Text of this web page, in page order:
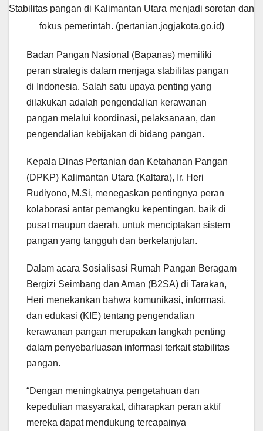
Stabilitas pangan di Kalimantan Utara menjadi sorotan dan
fokus pemerintah. (pertanian.jogjakota.go.id)
Badan Pangan Nasional (Bapanas) memiliki
peran strategis dalam menjaga stabilitas pangan
di Indonesia. Salah satu upaya penting yang
dilakukan adalah pengendalian kerawanan
pangan melalui koordinasi, pelaksanaan, dan
pengendalian kebijakan di bidang pangan.
Kepala Dinas Pertanian dan Ketahanan Pangan
(DPKP) Kalimantan Utara (Kaltara), Ir. Heri
Rudiyono, M.Si, menegaskan pentingnya peran
kolaborasi antar pemangku kepentingan, baik di
pusat maupun daerah, untuk menciptakan sistem
pangan yang tangguh dan berkelanjutan.
Dalam acara Sosialisasi Rumah Pangan Beragam
Bergizi Seimbang dan Aman (B2SA) di Tarakan,
Heri menekankan bahwa komunikasi, informasi,
dan edukasi (KIE) tentang pengendalian
kerawanan pangan merupakan langkah penting
dalam penyebarluasan informasi terkait stabilitas
pangan.
“Dengan meningkatnya pengetahuan dan
kepedulian masyarakat, diharapkan peran aktif
mereka dapat mendukung tercapainya